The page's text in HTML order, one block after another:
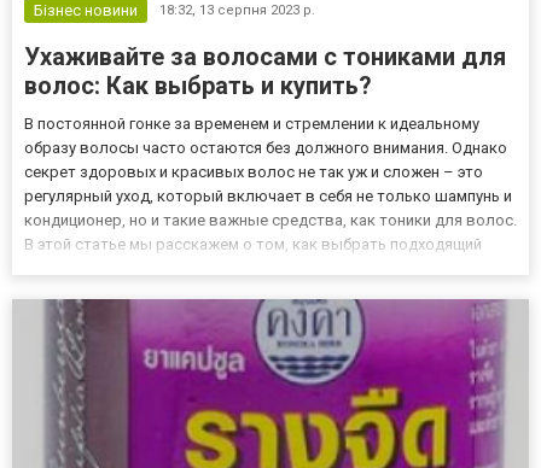
Бізнес новини 18:32, 13 серпня 2023 р.
Ухаживайте за волосами с тониками для
волос: Как выбрать и купить?
В постоянной гонке за временем и стремлении к идеальному
образу волосы часто остаются без должного внимания. Однако
секрет здоровых и красивых волос не так уж и сложен – это
регулярный уход, который включает в себя не только шампунь и
кондиционер, но и такие важные средства, как тоники для волос.
В этой статье мы расскажем о том, как выбрать подходящий